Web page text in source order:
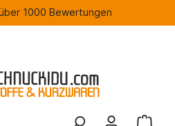
1000 Bewertungen